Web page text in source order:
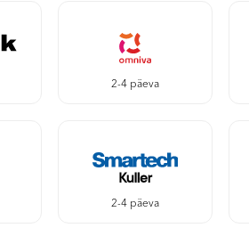
2-4 päeva
2-4 päeva